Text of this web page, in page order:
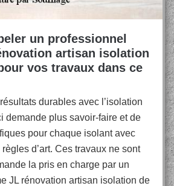
un professionnel
artisan isolation
vos travaux dans ce
durables avec l’isolation
demande plus savoir-faire et de
pour chaque isolant avec
d’art. Ces travaux ne sont
la pris en charge par un
JL rénovation artisan isolation de